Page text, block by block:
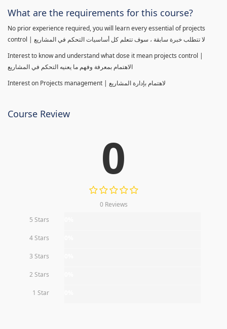
What are the requirements for this course?
No prior experience required, you will learn every essential of projects
control | لا تتطلب خبرة سابقة ، سوف تتعلم كل أساسيات التحكم في المشاريع
Interest to know and understand what dose it mean projects control |
الاهتمام بمعرفة وفهم ما يعنيه التحكم في المشاريع
Interest on Projects management | لاهتمام بإدارة المشاريع
Course Review
0
0 Reviews
5 Stars
4 Stars
3 Stars
2 Stars
1 Star